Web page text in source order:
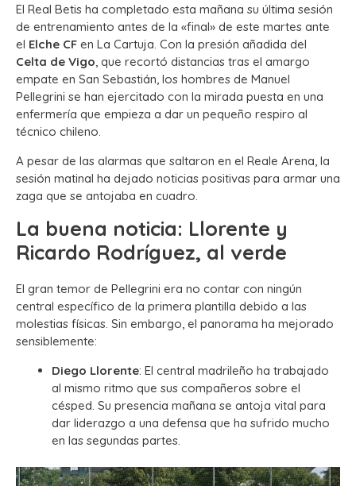
El Real Betis ha completado esta mañana su última sesión
de entrenamiento antes de la «final» de este martes ante
el Elche CF en La Cartuja. Con la presión añadida del
Celta de Vigo, que recortó distancias tras el amargo
empate en San Sebastián, los hombres de Manuel
Pellegrini se han ejercitado con la mirada puesta en una
enfermería que empieza a dar un pequeño respiro al
técnico chileno.
A pesar de las alarmas que saltaron en el Reale Arena, la
sesión matinal ha dejado noticias positivas para armar una
zaga que se antojaba en cuadro.
La buena noticia: Llorente y
Ricardo Rodríguez, al verde
El gran temor de Pellegrini era no contar con ningún
central específico de la primera plantilla debido a las
molestias físicas. Sin embargo, el panorama ha mejorado
sensiblemente:
Diego Llorente: El central madrileño ha trabajado
al mismo ritmo que sus compañeros sobre el
césped. Su presencia mañana se antoja vital para
dar liderazgo a una defensa que ha sufrido mucho
en las segundas partes.